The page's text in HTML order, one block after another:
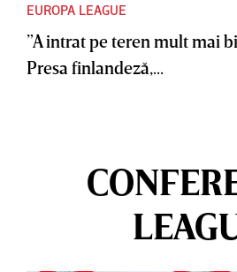
EUROPA LEAGUE
”A intrat pe teren mult mai
Presa finlandeză,...